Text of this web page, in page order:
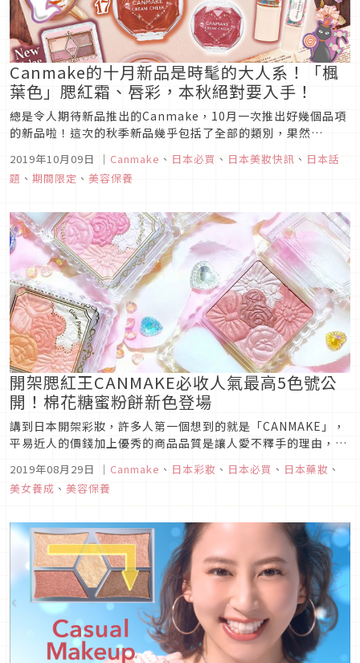
Canmake的十月新品是時髦的大人系！「楓
葉色」腮紅霜、唇彩，本秋絕對要入手！
總是令人期待新品推出的Canmake，10月一次推出好幾個品項
的新品啦！這次的秋季新品幾乎包括了全部的類別，果然
入手啦！除了妝容搭配外，這次還要公開一個超酷試妝方法－
「YouCam メイク」，到底要怎麼玩呢？想知道的話就一起把文
2019年10月09日 ｜ Canmake 、 日本必買 、 日本美妝快訊 、 日本話
題 、 期間限定 、 美容保養
開架腮紅王CANMAKE必收人氣最高5色號公
開！棉花糖蜜粉餅新色登場
講到日本開架彩妝，許多人第一個想到的就是「CANMAKE」，
平易近人的價錢加上優秀的商品品質是讓人愛不釋手的理由，頰
盡有，而且擁有多種顏色，各種膚色的人都能找到適合自己的本
命腮紅！CANMAKE總是能精準掌握時下趨勢，每一次推出新色
2019年08月29日 ｜ Canmake 、 日本彩妝 、 日本必買 、 日本藥妝 、
美女養成 、 美容保養